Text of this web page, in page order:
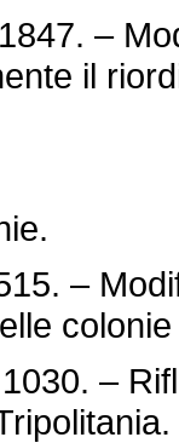
–
il
–
–